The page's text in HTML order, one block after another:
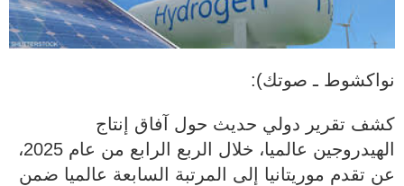
نواكشوط ـ صوتك):
كشف تقرير دولي حديث حول آفاق إنتاج
الهيدروجين عالميا، خلال الربع الرابع من عام 2025،
عن تقدم موريتانيا إلى المرتبة السابعة عالميا ضمن